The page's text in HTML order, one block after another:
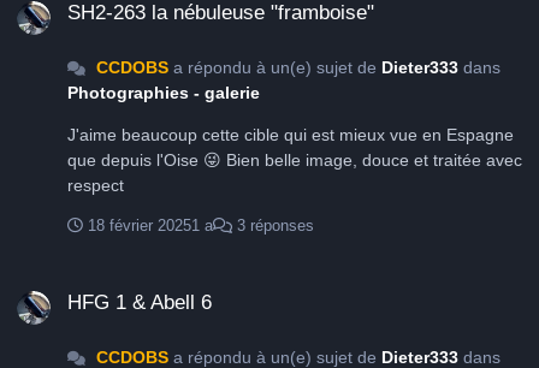
SH2-263 la nébuleuse "framboise"
CCDOBSa répondu à un(e) sujet de Dieter333dans
Photographies - galerie
J'aime beaucoup cette cible qui est mieux vue en Espagne
que depuis l'Oise 😜 Bien belle image, douce et traitée avec
respect
18 février 20251 a 3 réponses
HFG 1 & Abell 6
CCDOBSa répondu à un(e) sujet de Dieter333dans